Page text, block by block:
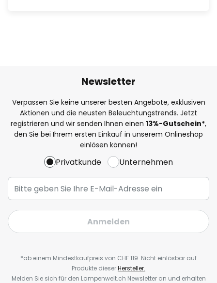
Newsletter
Verpassen Sie keine unserer besten Angebote, exklusiven
Aktionen und die neusten Beleuchtungstrends. Jetzt
registrieren und wir senden Ihnen einen 13%-Gutschein*,
den Sie bei Ihrem ersten Einkauf in unserem Onlineshop
einlösen können!
Privatkunde Unternehmen
Anmelden
*ab einem Mindestkaufpreis von CHF 119. Nicht einlösbar auf
Produkte dieserHersteller.
Melden Sie sich für den Lampenwelt.ch Newsletter an und erhalten